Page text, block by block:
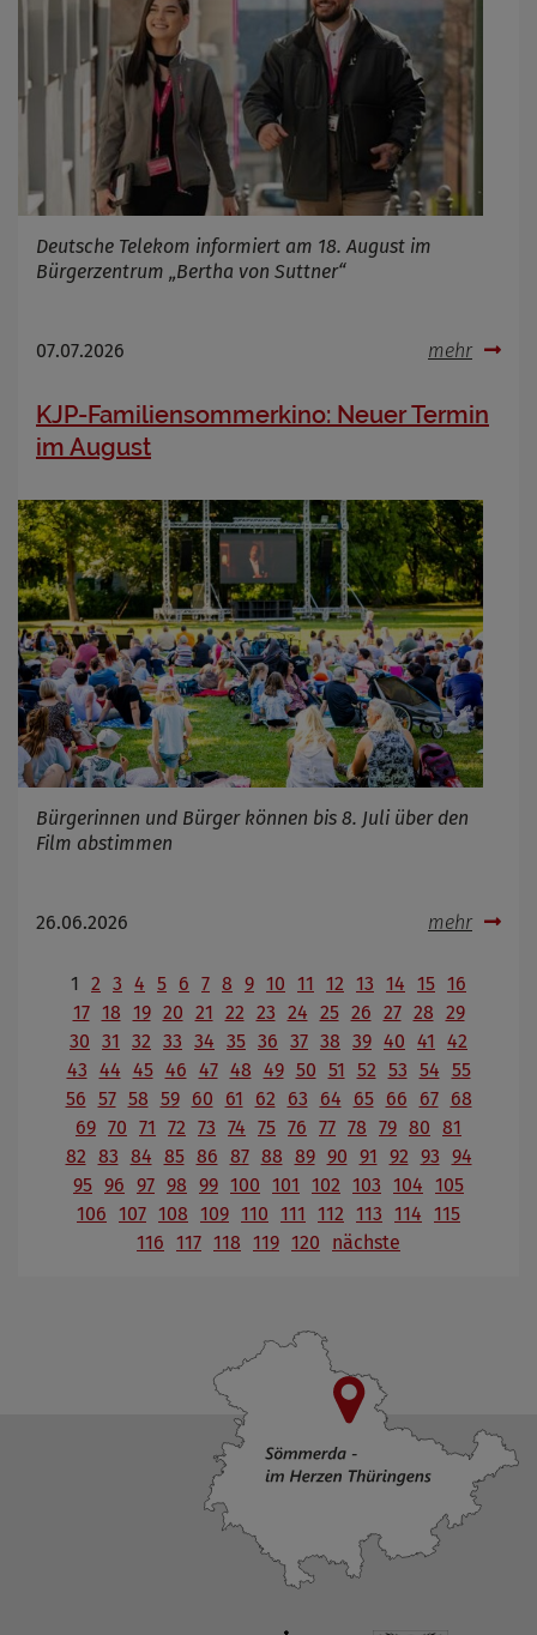
Deutsche Telekom informiert am 18. August im
Bürgerzentrum „Bertha von Suttner“
07.07.2026 mehr
KJP-Familiensommerkino: Neuer Termin
im August
Bürgerinnen und Bürger können bis 8. Juli über den
Film abstimmen
26.06.2026 mehr
1 2 3 4 5 6 7 8 9 10 11 12 13 14 15 16
17 18 19 20 21 22 23 24 25 26 27 28 29
30 31 32 33 34 35 36 37 38 39 40 41
42
43 44 45 46 47 48 49 50 51 52 53 54 55
56 57 58 59 60 61 62 63 64 65 66 67
68
69 70 71 72 73 74 75 76 77 78 79 80 81
82 83 84 85 86 87 88 89 90 91 92 93 94
95 96 97 98 99 100 101 102 103 104 105
106 107 108 109 110 111 112 113 114 115
116 117 118 119 120 nächste